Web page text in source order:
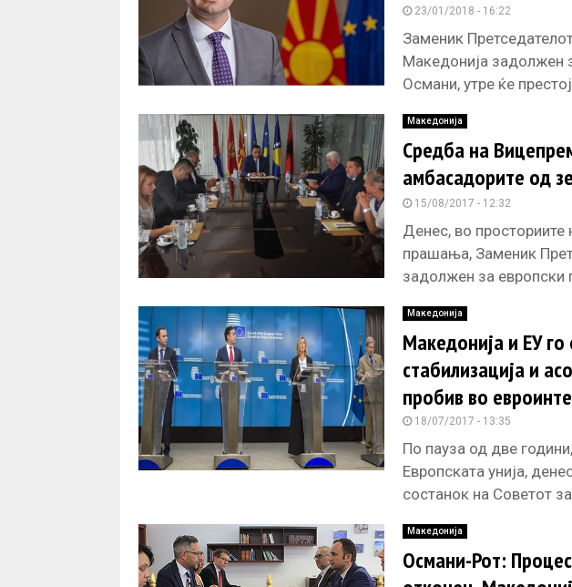
23/01/2018 - 16:22
Заменик
Македонија задолжен
Османи, утре ќе
Македонија
Средба на
амбасадорите од
15/08/2017 - 12:32
Денес, во просториите
прашања, Заменик
задолжен за
Македонија
Македонија и ЕУ
стабилизација и
пробив во
18/07/2017 - 13:35
По пауза од две
Европската унија,
состанок на Советот
Македонија
Османи-Рот: